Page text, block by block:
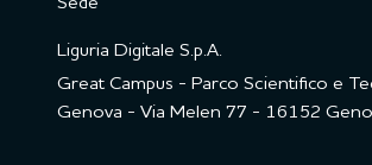
Sede
Liguria Digitale S.p.A.
Great Campus - Parco Scientifico e
Genova - Via Melen 77 - 16152